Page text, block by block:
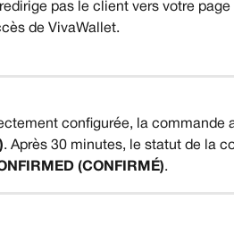
pas le client vers votre
de VivaWallet.
configurée, la commande
. Après 30 minutes, le statut de la
(CONFIRMÉ).